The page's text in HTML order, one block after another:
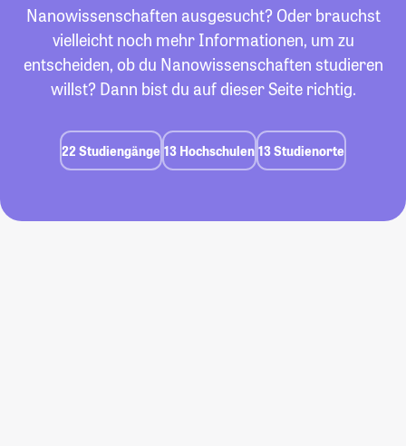
Nanowissenschaften ausgesucht? Oder brauchst
vielleicht noch mehr Informationen, um zu
entscheiden, ob du Nanowissenschaften studieren
willst? Dann bist du auf dieser Seite richtig.
22 Studiengänge 13 Hochschulen 13 Studienorte